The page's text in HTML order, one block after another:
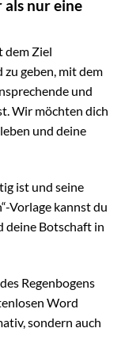
als nur eine
dem Ziel
geben, mit dem
und
Wir möchten dich
und deine
ist und seine
Vorlage kannst du
deine Botschaft in
Regenbogens
Word
sondern auch